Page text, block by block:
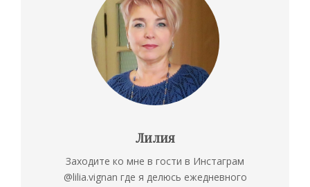
Лилия
Заходите ко мне в гости в Инстаграм
@lilia.vignan где я делюсь ежедневного